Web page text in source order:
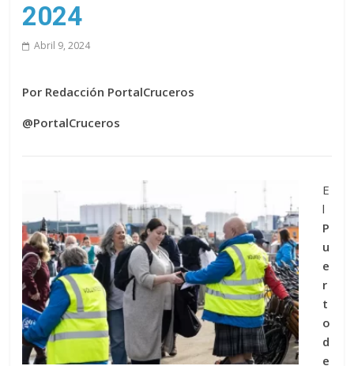
solo
2024
Abril 9, 2024
Por Redacción PortalCruceros
@PortalCruceros
E
l
P
u
e
r
t
o
d
e